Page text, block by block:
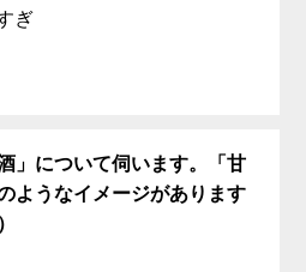
ぎ
」について伺います。「甘
ようなイメージがあります